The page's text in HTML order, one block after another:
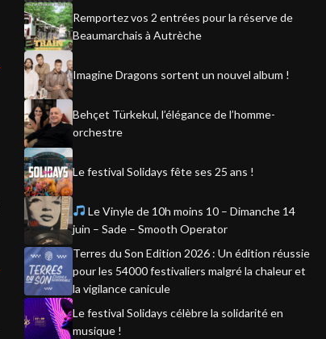
Remportez vos 2 entrées pour la réserve de
Beaumarchais à Autrèche
Imagine Dragons sortent un nouvel album !
Behçet Türkekul, l’élégance de l’homme-
orchestre
Le festival Solidays fête ses 25 ans !
Le Vinyle de 10h moins 10 – Dimanche 14
juin – Sade – Smooth Operator
Terres du Son Edition 2026 : Un édition réussie
pour les 54000 festivaliers malgré la chaleur et
la vigilance canicule
Le festival Solidays célèbre la solidarité en
musique !